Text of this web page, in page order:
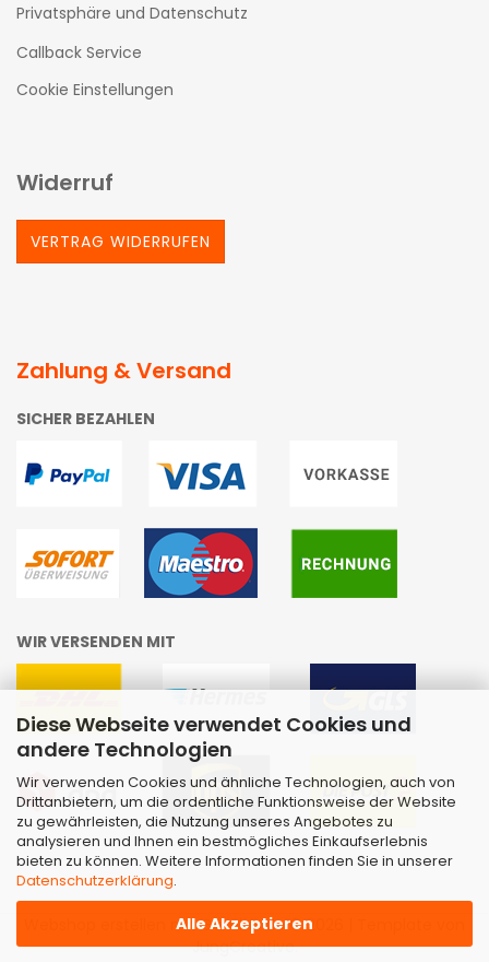
Diese Webseite verwendet Cookies und
andere Technologien
Wir verwenden Cookies und ähnliche Technologien, auch von
Drittanbietern, um die ordentliche Funktionsweise der Website
zu gewährleisten, die Nutzung unseres Angebotes zu
analysieren und Ihnen ein bestmögliches Einkaufserlebnis
bieten zu können. Weitere Informationen finden Sie in unserer
Datenschutzerklärung.
Alle Akzeptieren
Privatsphäre und Datenschutz
Callback Service
Cookie Einstellungen
Widerruf
VERTRAG WIDERRUFEN
Zahlung & Versand
SICHER BEZAHLEN
WIR VERSENDEN MIT
mit Gambio.de © 2026 | Template von
JungCreative.